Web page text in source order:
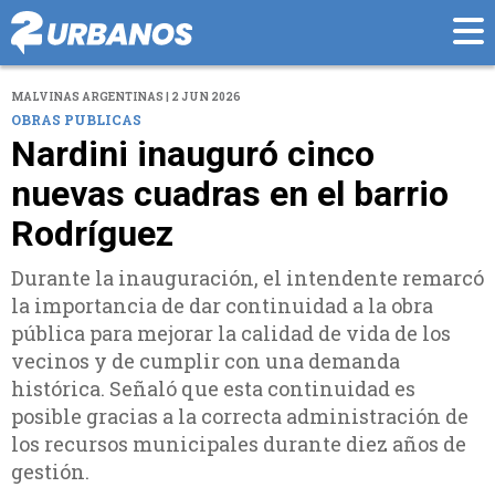
MALVINAS ARGENTINAS | 2 JUN 2026
OBRAS PUBLICAS
Nardini inauguró cinco
nuevas cuadras en el barrio
Rodríguez
Durante la inauguración, el intendente remarcó
la importancia de dar continuidad a la obra
pública para mejorar la calidad de vida de los
vecinos y de cumplir con una demanda
histórica. Señaló que esta continuidad es
posible gracias a la correcta administración de
los recursos municipales durante diez años de
gestión.